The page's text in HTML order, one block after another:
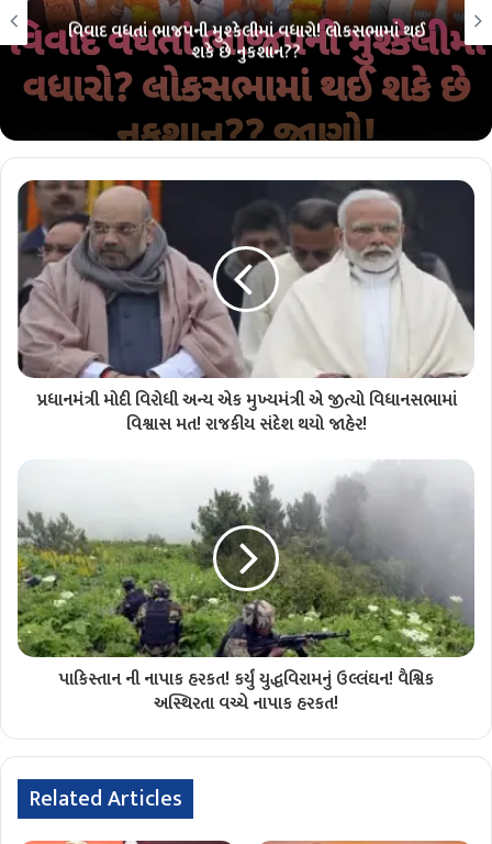
વિવાદ વધતાં ભાજપની મુશ્કેલીમાં વધારો! લોકસભામાં થઈ
શકે છે નુકશાન??
પ્રધાનમંત્રી મોદી વિરોધી અન્ય એક મુખ્યમંત્રી એ જીત્યો વિધાનસભામાં
વિશ્વાસ મત! રાજકીય સંદેશ થયો જાહેર!
પાકિસ્તાન ની નાપાક હરકત! કર્યું યુદ્ધવિરામનું ઉલ્લંઘન! વૈશ્વિક
અસ્થિરતા વચ્ચે નાપાક હરકત!
Related Articles